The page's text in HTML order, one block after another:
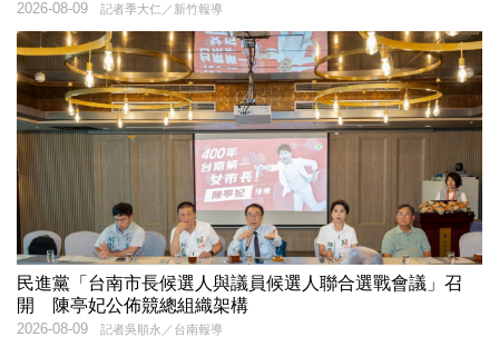
記者季大仁／新竹報導
2026-08-09
民進黨「台南市長候選人與議員候選人聯合選戰會議」召
開 陳亭妃公佈競總組織架構
記者吳順永／台南報導
2026-08-09